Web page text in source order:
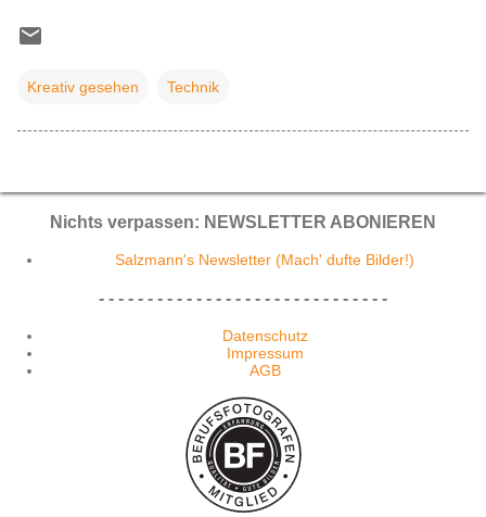
Kreativ gesehen Technik
Nichts verpassen: NEWSLETTER ABONIEREN
Salzmann's Newsletter (Mach' dufte Bilder!)
- - - - - - - - - - - - - - - - - - - - - - - - - - - - - -
Datenschutz
Impressum
AGB